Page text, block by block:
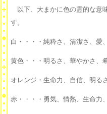
以下、大まかに色の霊的な意
す。
白・・・・純粋さ、清潔さ、愛
黄色・・・明るさ、華やかさ、
オレンジ・生命力、自信、明る
赤・・・・勇気、情熱、生命力